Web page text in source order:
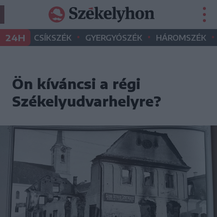
24H CSÍKSZÉK • GYERGYÓSZÉK • HÁROMSZÉK •
Ön kíváncsi a régi
Székelyudvarhelyre?